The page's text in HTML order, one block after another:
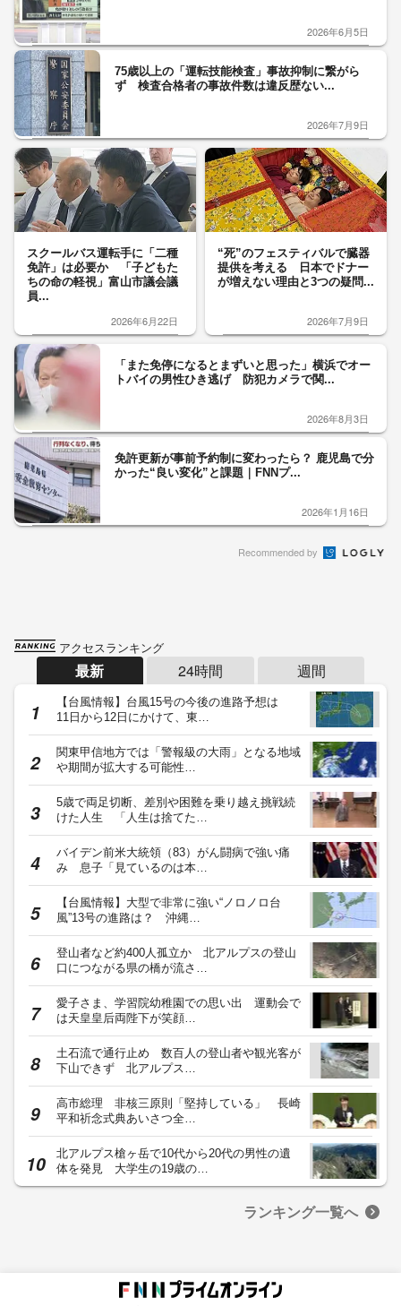
2026年6月5日
75歳以上の「運転技能検査」事故抑制に繋がら
ず 検査合格者の事故件数は違反歴ない...
2026年7月9日
スクールバス運転手に「二種
免許」は必要か 「子どもた
ちの命の軽視」富山市議会議
員...
2026年6月22日
“死”のフェスティバルで臓器
提供を考える 日本でドナー
が増えない理由と3つの疑問...
2026年7月9日
「また免停になるとまずいと思った」横浜でオー
トバイの男性ひき逃げ 防犯カメラで関...
2026年8月3日
免許更新が事前予約制に変わったら？ 鹿児島で分
かった“良い変化”と課題｜FNNプ...
2026年1月16日
Recommended by
アクセスランキング
最新 24時間 週間
【台風情報】台風15号の今後の進路予想は
11日から12日にかけて、東…
関東甲信地方では「警報級の大雨」となる地域
や期間が拡大する可能性…
5歳で両足切断、差別や困難を乗り越え挑戦続
けた人生 「人生は捨てた…
バイデン前米大統領（83）がん闘病で強い痛
み 息子「見ているのは本…
【台風情報】大型で非常に強い“ノロノロ台
風”13号の進路は？ 沖縄…
登山者など約400人孤立か 北アルプスの登山
口につながる県の橋が流さ…
愛子さま、学習院幼稚園での思い出 運動会で
は天皇皇后両陛下が笑顔…
土石流で通行止め 数百人の登山者や観光客が
下山できず 北アルプス…
高市総理 非核三原則「堅持している」 長崎
平和祈念式典あいさつ全…
北アルプス槍ヶ岳で10代から20代の男性の遺
体を発見 大学生の19歳の…
ランキング一覧へ